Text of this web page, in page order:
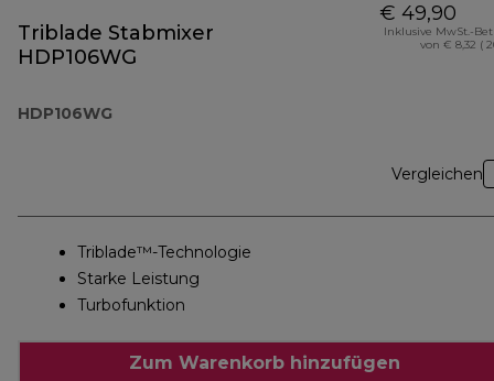
Triblade Stabmixer
HDP106WG
HDP106WG
€ 49,90
Inklusive MwSt.-
von € 8,32 (
Vergleichen
Triblade™-Technologie
Starke Leistung
Turbofunktion
Zum Warenkorb hinzufügen